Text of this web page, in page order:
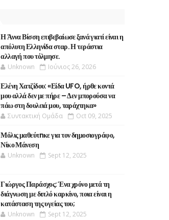
Η Άννα Βίσση επιβεβαίωσε ξανά γιατί είναι η
απόλυτη Ελληνίδα σταρ. Η τεράστια
αλλαγή που τόλμησε.
Unknown Ιούνιος 26, 2026
Ελένη Χατζίδου: «Είδα UFO, ήρθε κοντά
μου αλλά δεν με πήρε – Δεν μπορούσα να
πάω στη δουλειά μου, ταράχτηκα»
Συντακτική Ομάδα Oct 09, 2025
Μόλις μαθεύτnκε για τον δημοσιογράφο,
Νίκο Μάνεση
Unknown Sept 12, 2025
Γιώργος Παράσχος: Ένα χρόνο μετά τη
διάγνωση με διπλό καρκίνο, ποια είναι η
κατάσταση της υγείας του;
Unknown Sept 12, 2025